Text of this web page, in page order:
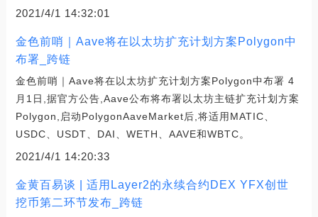
2021/4/1 14:32:01
金色前哨｜Aave将在以太坊扩充计划方案Polygon中
布署_跨链
金色前哨｜Aave将在以太坊扩充计划方案Polygon中布署 4
月1日,据官方公告,Aave公布将布署以太坊主链扩充计划方案
Polygon,启动PolygonAaveMarket后,将适用MATIC、
USDC、USDT、DAI、WETH、AAVE和WBTC。
2021/4/1 14:20:33
金黄百易谈 | 适用Layer2的永续合约DEX YFX创世
挖币第二环节发布_跨链